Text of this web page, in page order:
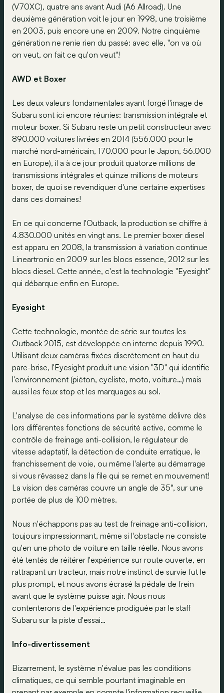
(V70XC), quatre ans avant Audi (A6 Allroad). Une
deuxième génération voit le jour en 1998, une troisième
en 2003, puis encore une en 2009. Notre cinquième
génération ne renie rien du passé: avec elle, "on va où
on veut, on fait ce qu'on veut"!
AWD et Boxer
Les deux valeurs fondamentales ayant forgé l'image de
Subaru sont ici encore réunies: transmission intégrale et
moteur boxer. Si Subaru reste un petit constructeur avec
890.000 voitures livrées en 2014 (556.000 pour le
marché nord-américain, 170.000 pour le Japon, 56.000
en Europe), il a à ce jour produit quatorze millions de
transmissions intégrales et quinze millions de moteurs
boxer, de quoi se revendiquer d'une certaine expertises
dans ces domaines!
En ce qui concerne l'Outback, la production se chiffre à
4.830.000 unités en vingt ans. Le premier boxer diesel
est apparu en 2008, la transmission à variation continue
Lineartronic en 2009 sur les blocs essence, 2012 sur les
blocs diesel. Cette année, c'est la technologie "Eyesight"
qui débarque enfin en Europe.
Eyesight
Cette technologie, montée de série sur toutes les
Outback 2015, est développée en interne depuis 1990.
Utilisant deux caméras fixées discrètement en haut du
pare-brise, l'Eyesight produit une vision "3D" qui identifie
l'environnement (piéton, cycliste, moto, voiture…) mais
aussi les feux stop et les marquages au sol.
L'analyse de ces informations par le système délivre dès
lors différentes fonctions de sécurité active, comme le
contrôle de freinage anti-collision, le régulateur de
vitesse adaptatif, la détection de conduite erratique, le
franchissement de voie, ou même l'alerte au démarrage
si vous rêvassez dans la file qui se remet en mouvement!
La vision des caméras couvre un angle de 35°, sur une
portée de plus de 100 mètres.
Nous n'échappons pas au test de freinage anti-collision,
toujours impressionnant, même si l'obstacle ne consiste
qu'en une photo de voiture en taille réelle. Nous avons
été tentés de réitérer l'expérience sur route ouverte, en
rattrapant un tracteur, mais notre instinct de survie fut le
plus prompt, et nous avons écrasé la pédale de frein
avant que le système puisse agir. Nous nous
contenterons de l'expérience prodiguée par le staff
Subaru sur la piste d'essai…
Info-divertissement
Bizarrement, le système n'évalue pas les conditions
climatiques, ce qui semble pourtant imaginable en